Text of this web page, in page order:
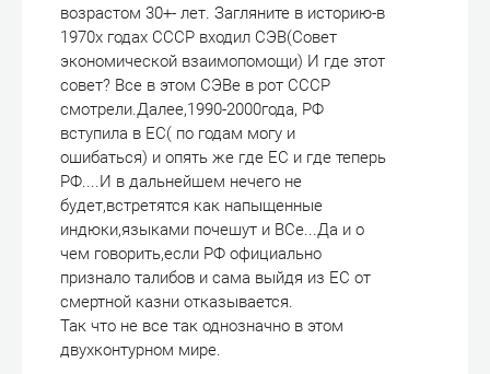
возрастом 30+- лет. Загляните в историю-в
1970х годах СССР входил СЭВ(Совет
экономической взаимопомощи) И где этот
совет? Все в этом СЭВе в рот СССР
смотрели.Далее,1990-2000года, РФ
вступила в ЕС( по годам могу и
ошибаться) и опять же где ЕС и где теперь
РФ....И в дальнейшем нечего не
будет,встретятся как напыщенные
индюки,языками почешут и ВСе...Да и о
чем говорить,если РФ официально
признало талибов и сама выйдя из ЕС от
смертной казни отказывается.
Так что не все так однозначно в этом
двухконтурном мире.